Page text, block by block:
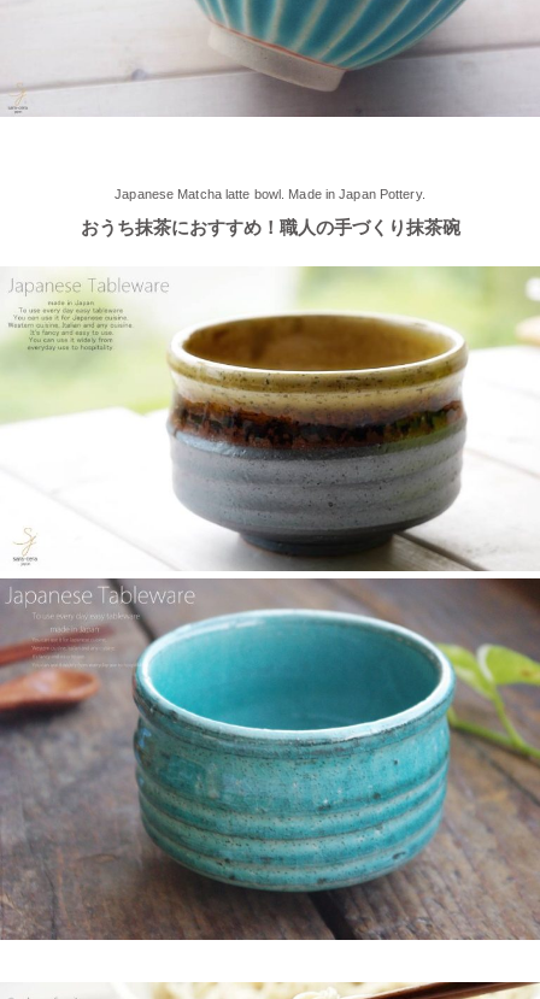
いも編』レトルトカレーのパッケージに、当店のオリジナル商品
【でっかいどー 北の大地パーティーメインプレート】が使用さ
ました！新商品もたくさんご用意しております♪ みなさまのご来
店、お待ちしております。
2025/4/16
≪テレビで紹介されました≫ 2025年4月16日～30日 CCNet ケー
ブルテレビ しょぴもる『まちの素敵な歩き方』で 白いごはん器
のお店 らいすぼーる 小牧店が紹介されました。
≪テレビで紹介されました≫ 2024年2月29日 中京テレビ キャッ
チ！『名鉄小牧線ぶらり旅～味岡駅編～』で 白いごはん器のお
店 らいすぼーる 小牧店が紹介されました。
2025/2/5
らいすぼ～るのYouTube公式チャンネルがスタートしました！ぜ
ひご覧ください。チャンネル登録お願いします♪
2025/2/5
≪テレビで紹介されました≫ 2024年1月21日 大垣ケーブルテレ
ビ『里見まさとのご町内探訪 おちょぼさんの参道をぶらぶら歩
くふれあい散歩』で 白いごはん器のお店 らいすぼーる 千代保稲
荷神社店が紹介されました。
Japanese Matcha latte bowl. Made in Japan Pottery.
おうち抹茶におすすめ！職人の手づくり抹茶碗